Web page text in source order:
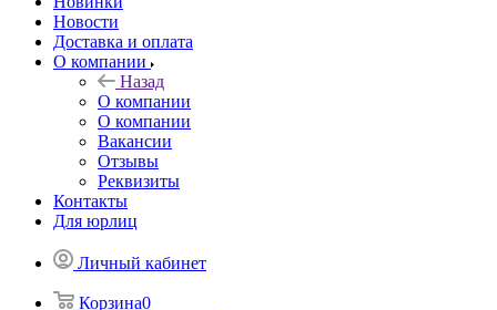
Новости
Доставка и оплата
О компании
Назад
О компании
О компании
Вакансии
Отзывы
Реквизиты
Контакты
Для юрлиц
Личный кабинет
Корзина0